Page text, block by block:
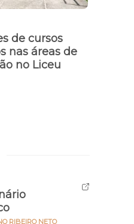
de cursos
nas áreas de
no Liceu
RIBEIRO NETO